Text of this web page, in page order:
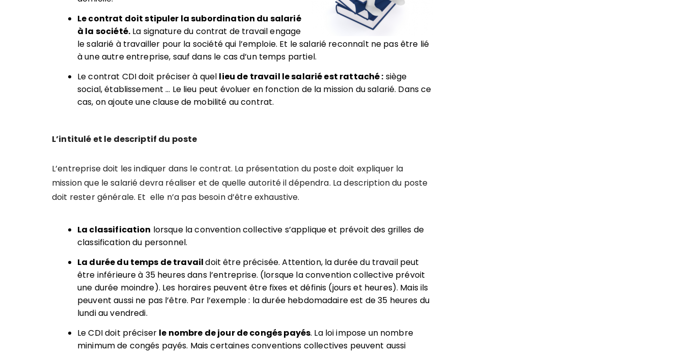
Le contrat doit stipuler la subordination du salarié
à la société.La signature du contrat de travail engage
le salarié à travailler pour la société qui l’emploie. Et le salarié reconnaît ne pas être lié
à une autre entreprise, sauf dans le cas d’un temps partiel.
Le contrat CDI doit préciser à quel lieu de travail le salarié est rattaché : siège
social, établissement … Le lieu peut évoluer en fonction de la mission du salarié. Dans ce
cas, on ajoute une clause de mobilité au contrat.
L’intitulé et le descriptif du poste
L’entreprise doit les indiquer dans le contrat. La présentation du poste doit expliquer la
mission que le salarié devra réaliser et de quelle autorité il dépendra. La description du poste
doit rester générale. Et elle n’a pas besoin d’être exhaustive.
La classification lorsque la convention collective s’applique et prévoit des grilles de
classification du personnel.
La durée du temps de travaildoit être précisée. Attention, la durée du travail peut
être inférieure à 35 heures dans l’entreprise. (lorsque la convention collective prévoit
une durée moindre). Les horaires peuvent être fixes et définis (jours et heures). Mais ils
peuvent aussi ne pas l’être. Par l’exemple : la durée hebdomadaire est de 35 heures du
lundi au vendredi.
Le CDI doit préciser le nombre de jour de congés payés. La loi impose un nombre
minimum de congés payés. Mais certaines conventions collectives peuvent aussi